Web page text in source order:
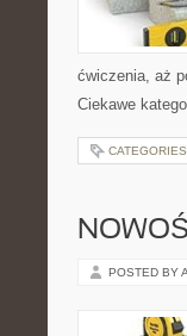
ćwiczenia, aż
Ciekawe
POSTED BY